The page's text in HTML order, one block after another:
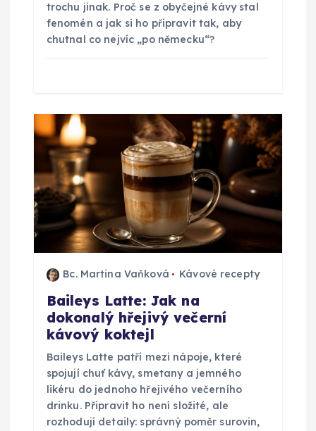
trochu jinak. Proč se z obyčejné kávy stal
fenomén a jak si ho připravit tak, aby
chutnal co nejvíc „po německu“?
Bc. Martina Vaňková Kávové recepty
Baileys Latte: Jak na
dokonalý hřejivý večerní
kávový koktejl
Baileys Latte patří mezi nápoje, které
spojují chuť kávy, smetany a jemného
likéru do jednoho hřejivého večerního
drinku. Připravit ho není složité, ale
rozhodují detaily: správný poměr surovin,